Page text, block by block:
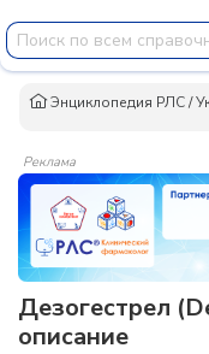
Энциклопедия РЛС/
Реклама
Дезогестрел
описание